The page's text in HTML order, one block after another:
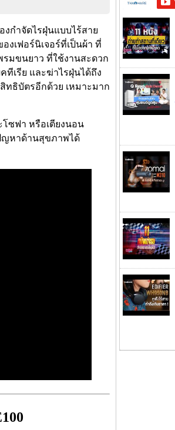
กำจัดไรฝุ่นแบบไร้สาย
งเฟอร์นิเจอร์ที่เป็นผ้า ที่
มขนยาว ที่ใช้งานสะดวก
เรีย และฆ่าไรฝุ่นได้ถึง
ทธิบัตรอีกด้วย เหมาะมาก
ซฟา หรือเตียงนอน
ญหาด้านสุขภาพได้